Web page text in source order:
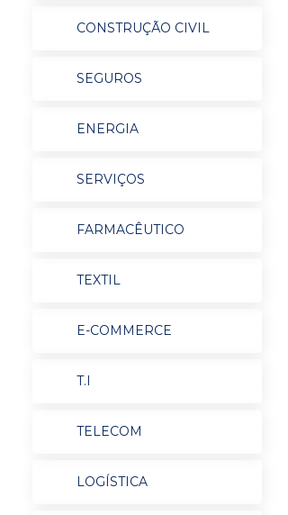
CONSTRUÇÃO CIVIL
SEGUROS
ENERGIA
SERVIÇOS
FARMACÊUTICO
TEXTIL
E-COMMERCE
T.I
TELECOM
LOGÍSTICA